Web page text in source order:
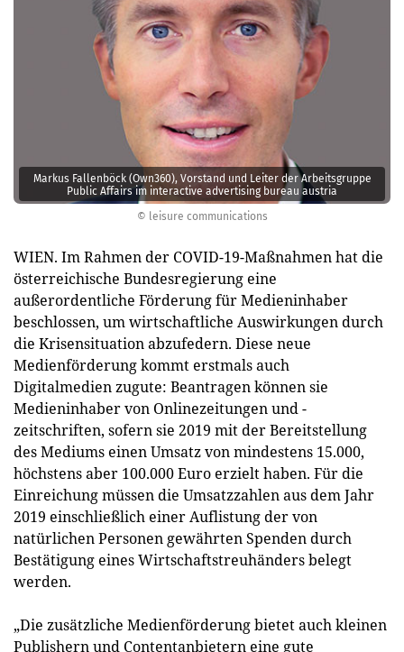
© leisure communications
Markus Fallenböck (Own360), Vorstand und Leiter der Arbeitsgruppe
Public Affairs im interactive advertising bureau austria
WIEN. Im Rahmen der COVID-19-Maßnahmen hat die
österreichische Bundesregierung eine
außerordentliche Förderung für Medieninhaber
beschlossen, um wirtschaftliche Auswirkungen durch
die Krisensituation abzufedern. Diese neue
Medienförderung kommt erstmals auch
Digitalmedien zugute: Beantragen können sie
Medieninhaber von Onlinezeitungen und -
zeitschriften, sofern sie 2019 mit der Bereitstellung
des Mediums einen Umsatz von mindestens 15.000,
höchstens aber 100.000 Euro erzielt haben. Für die
Einreichung müssen die Umsatzzahlen aus dem Jahr
2019 einschließlich einer Auflistung der von
natürlichen Personen gewährten Spenden durch
Bestätigung eines Wirtschaftstreuhänders belegt
werden.
„Die zusätzliche Medienförderung bietet auch kleinen
Publishern und Contentanbietern eine gute